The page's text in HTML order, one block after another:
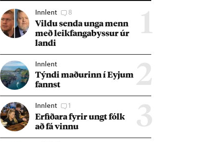
1
Innlent 8
Vildu senda unga menn
með leik­fanga­byss­ur úr
landi
2
Innlent
Týndi mað­ur­inn í Eyj­um
fannst
3
Innlent 1
Erf­ið­ara fyr­ir ungt fólk
að fá vinnu